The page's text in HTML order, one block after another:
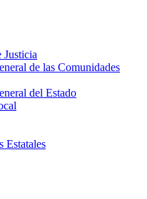
Justicia
de las Comunidades
del Estado
Estatales